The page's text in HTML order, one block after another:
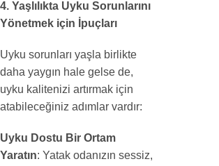
4. Yaşlılıkta Uyku Sorunlarını
Yönetmek için İpuçları
Uyku sorunları yaşla birlikte
daha yaygın hale gelse de,
uyku kalitenizi artırmak için
atabileceğiniz adımlar vardır:
Uyku Dostu Bir Ortam
Yaratın: Yatak odanızın sessiz,